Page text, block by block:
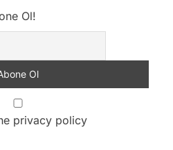
Ol!
privacy policy